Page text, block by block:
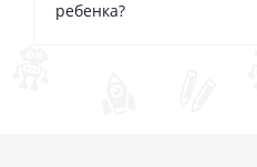
ребенка?